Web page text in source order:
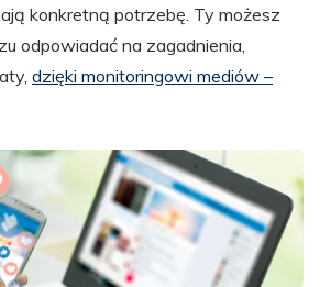
konkretną potrzebę. Ty możesz
odpowiadać na zagadnienia,
dzięki monitoringowi mediów –